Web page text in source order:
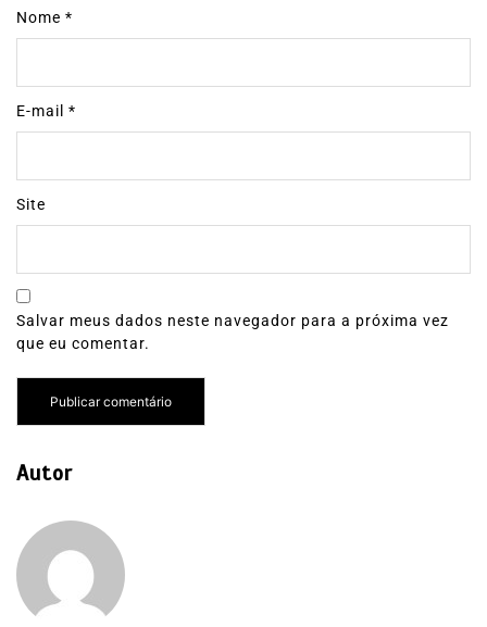
Nome *
E-mail *
Site
Salvar meus dados neste navegador para a próxima vez
que eu comentar.
Autor